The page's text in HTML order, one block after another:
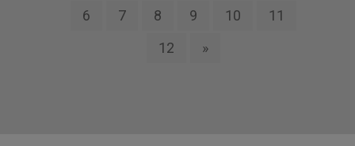
6
7 8 9 10
11
12
»